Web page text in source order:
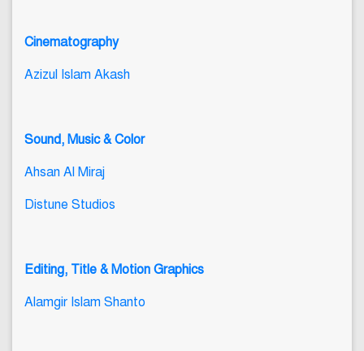
Cinematography
Azizul Islam Akash
Sound, Music & Color
Ahsan Al Miraj
Distune Studios
Editing, Title & Motion Graphics
Alamgir Islam Shanto